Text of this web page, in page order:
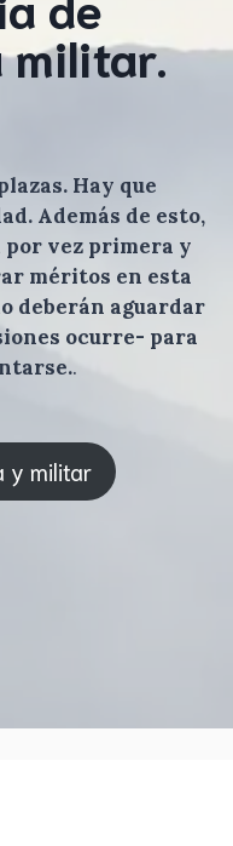
militar.
Hay que
Además de esto,
por vez primera y
méritos en esta
deberán aguardar
ocurre- para
.
y militar